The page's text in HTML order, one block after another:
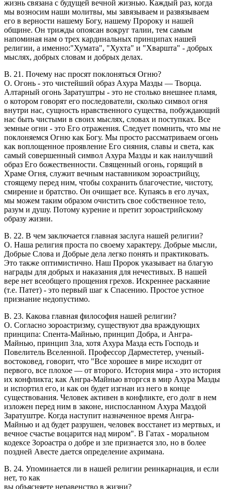
жизнь связана с будущей вечной жизнью. Каждый раз, когда
мы возносим наши молитвы, мы завязываем и развязываем
его в верности нашему Богу, нашему Пророку и нашей
общине. Он трижды опоясан вокруг талии, тем самым
напоминая нам о трех кардинальных принципах нашей
религии, а именно:"Хумата", "Хухта" и "Хваршта" - добрых
мыслях, добрых словам и добрых делах.
В. 21. Почему нас просят поклоняться Огню?
O. Огонь - это чистейший образ Ахура Мазды — Творца.
Алтарный огонь Заратуштры - это не столько внешнее пламя,
о котором говорят его последователи, сколько символ огня
внутри нас, сущность нравственного существа, побуждающий
нас быть чистыми в своих мыслях, словах и поступках. Все
земные огни - это Его отражения. Следует помнить, что мы не
поклоняемся Огню как Богу. Мы просто рассматриваем огонь
как воплощенное проявление Его сияния, славы и света, как
самый совершенный символ Ахура Мазды и как наилучший
образ Его божественности. Священный огонь, горящий в
Храме Огня, служит вечным наставником зороастрийцу,
стоящему перед ним, чтобы сохранить благочестие, чистоту,
смирение и братство. Он очищает все. Купаясь в его лучах,
мы можем таким образом очистить свое собственное тело,
разум и душу. Потому курение и претит зороастрийскому
образу жизни.
В. 22. В чем заключается главная заслуга нашей религии?
O. Наша религия проста по своему характеру. Добрые мысли,
Добрые Слова и Добрые дела легко понять и практиковать.
Это также оптимистично. Наш Пророк указывает на благую
награды для добрых и наказания для нечестивых. В нашей
вере нет всеобщего прощения грехов. Искреннее раскаяние
(т.е. Патет) - это первый шаг к Спасению. Простое устное
признание недопустимо.
В. 23. Какова главная философия нашей религии?
O. Согласно зороастризму, существуют два враждующих
принципа: Спента-Майнью, принцип Добра, и Ангра-
Майнью, принцип Зла, хотя Ахура Мазда есть Господь и
Повелитель Вселенной. Профессор Дарместетер, ученый-
востоковед, говорит, что "Все хорошее в мире исходит от
первого, все плохое — от второго. История мира - это история
их конфликта; как Ангра-Майнью вторгся в мир Ахура Мазды
и испортил его, и как он будет изгнан из него в конце
существования. Человек активен в конфликте, его долг в нем
изложен перед ним в законе, ниспосланном Ахура Маздой
Заратуштре. Когда наступит назначенное время Ангра-
Майнью и ад будет разрушен, человек восстанет из мертвых, и
вечное счастье воцарится над миром". В Гатах - моральном
кодексе Зороастра о добре и зле признается зло, но в более
поздней Авесте дается определение ахримана.
В. 24. Упоминается ли в нашей религии реинкарнация, и если
нет, то как
вы объясняете неравенство в жизни?